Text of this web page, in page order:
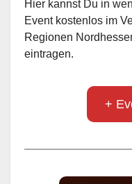
Hier kannst Du in
Event kostenlos im
Regionen
eintragen.
+